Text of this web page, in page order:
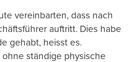
vereinbarten, dass nach
auftritt. Dies habe
gehabt, heisst es.
ständige physische